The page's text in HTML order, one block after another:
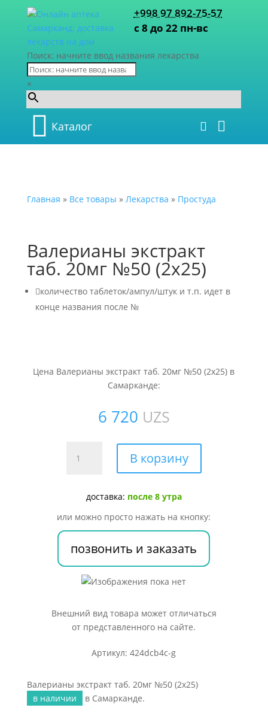
+998 97 892-75-57
с 8 до 22 пн-вс
Поиск: начните ввод названия лекарства
×
Каталог
Главная » Все товары » Лекарства » Простуда
Валерианы экстракт
таб. 20мг №50 (2х25)
количество таблеток/ампул/штук и т.п. идет в
конце названия после №
Цена Валерианы экстракт таб. 20мг №50 (2х25) в
Самарканде:
6 720 UZS
товара
20мг
№50
(2х25)
В корзину
доставка: после 8 утра
или можно просто нажать на кнопку:
позвонить и заказать
Внешний вид товара может отличаться
от представленного на сайте.
Артикул: 424dcb4c-g
Валерианы экстракт таб. 20мг №50 (2х25)
в наличии
в Самарканде.